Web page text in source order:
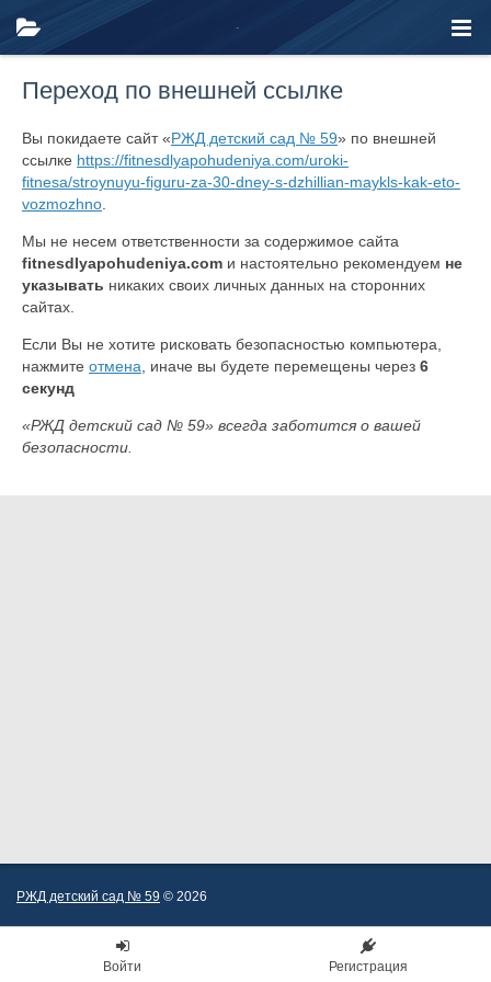
Переход по внешней ссылке
Вы покидаете сайт «РЖД детский сад № 59» по внешней
ссылке https://fitnesdlyapohudeniya.com/uroki-
fitnesa/stroynuyu-figuru-za-30-dney-s-dzhillian-maykls-kak-eto-
vozmozhno
Мы не несем ответственности за содержимое сайта
fitnesdlyapohudeniya.com и настоятельно рекомендуем не
указывать никаких своих личных данных на сторонних
сайтах.
Если Вы не хотите рисковать безопасностью компьютера,
нажмите отмена , иначе вы будете перемещены через 6
секунд
«РЖД детский сад № 59» всегда заботится о вашей
безопасности.
РЖД детский сад № 59 © 2026
Войти Регистрация